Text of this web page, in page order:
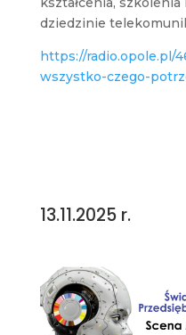
dziedzinie
https://radio.opole.pl/
wszystko-czego-
13.11.2025 r.